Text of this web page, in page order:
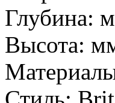
Глубина:
Высота: